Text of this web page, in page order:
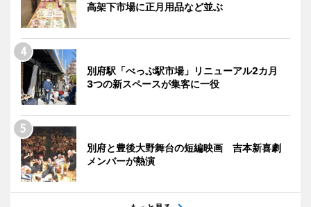
高架下市場に正月用品など並ぶ
別府駅「べっぷ駅市場」リニューアル2カ月
3つの新スペースが集客に一役
別府と豊後大野舞台の短編映画 吉本新喜劇
メンバーが熱演